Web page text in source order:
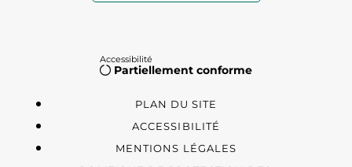
Accessibilité
Partiellement conforme
PLAN DU SITE
ACCESSIBILITÉ
MENTIONS LÉGALES